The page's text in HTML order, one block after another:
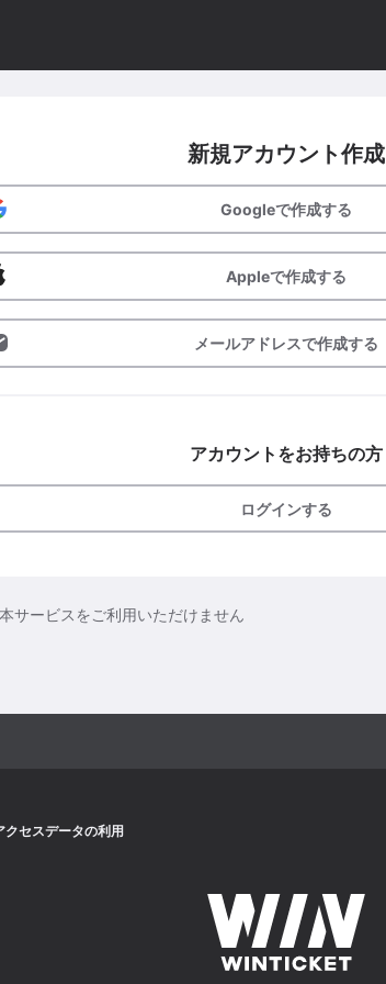
新規アカウント作成
Googleで作成する
Appleで作成する
メールアドレスで作成する
アカウントをお持ちの方
ログインする
サービスをご利用いただけません
クセスデータの利用